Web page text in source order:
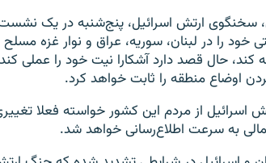
سخنگوی ارتش اسرائیل، پنج‌شنبه در یک
خود را در لبنان، سوریه، عراق و نوار غزه
کند، حال قصد دارد آشکارا نیت خود را عملی
اوضاع منطقه را ثابت خواهد کرد.
اسرائیل از مردم این کشور خواسته فعلا
به سرعت اطلاع‌رسانی خواهد شد.